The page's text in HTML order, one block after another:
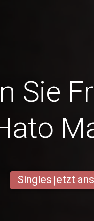
Sie
Singles jetzt